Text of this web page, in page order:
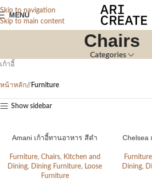
Skip to navigation
Skip to main content
MENU
Chairs
Categories
เก้าอี้
หน้าหลัก/ Furniture
Show sidebar
Amani เก้าอี้ทานอาหาร สีดำ
Furniture, Chairs, Kitchen and
Dining, Dining Furniture, Loose
Furniture
Chelsea
Furniture
Dining,